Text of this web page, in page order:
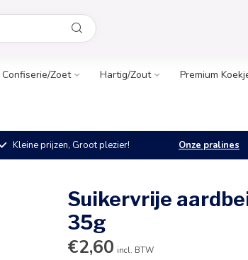
Confiserie/Zoet Hartig/Zout Premium
Kleine prijzen, Groot plezier! Onze pralines
Suikervrije
35g
€2,60 incl. BTW